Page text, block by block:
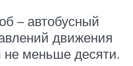
– автобусный
движения
не меньше десяти.